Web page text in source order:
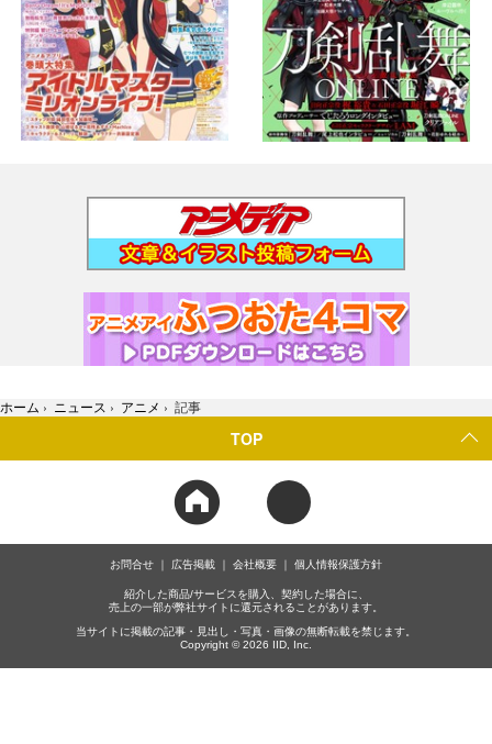
ホーム › ニュース › アニメ › 記事
TOP
お問合せ 広告掲載 会社概要 個人情報保護方針
紹介した商品/サービスを購入、契約した場合に、
売上の一部が弊社サイトに還元されることがあります。
当サイトに掲載の記事・見出し・写真・画像の無断転載を禁じます。
Copyright © 2026 IID, Inc.